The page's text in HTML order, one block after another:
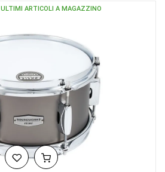
ULTIMI ARTICOLI A MAGAZZINO